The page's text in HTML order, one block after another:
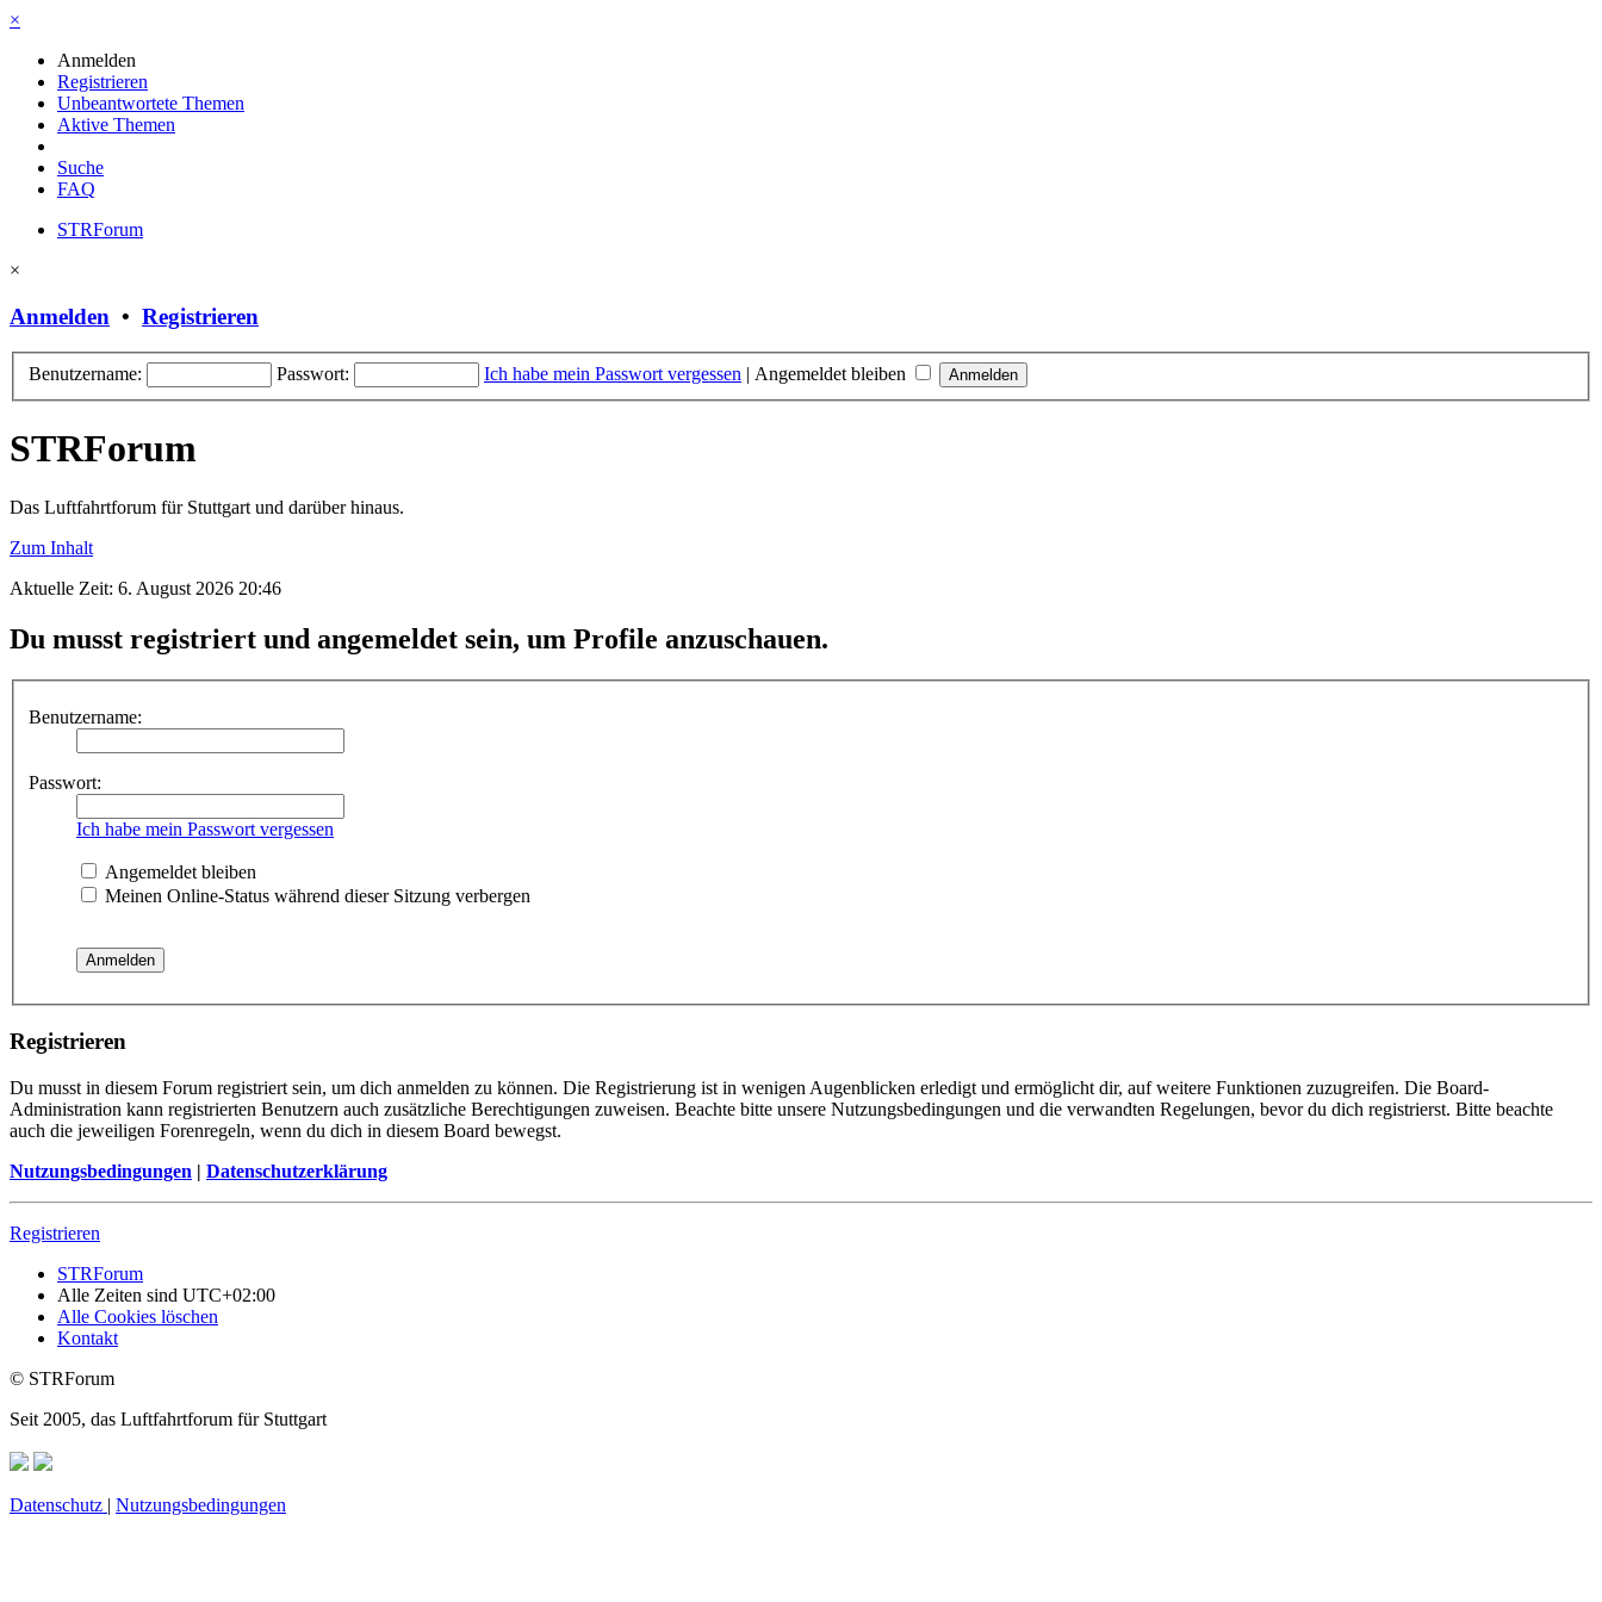
×
Anmelden
Registrieren
Unbeantwortete Themen
Aktive Themen
Suche
FAQ
STRForum
×
Anmelden • Registrieren
Benutzername: Passwort: Ich habe mein Passwort vergessen | Angemeldet bleiben
STRForum
Das Luftfahrtforum für Stuttgart und darüber hinaus.
Zum Inhalt
Aktuelle Zeit: 6. August 2026 20:46
Du musst registriert und angemeldet sein, um Profile anzuschauen.
Benutzername:
Passwort:
Ich habe mein Passwort vergessen
Angemeldet bleiben
Meinen Online-Status während dieser Sitzung verbergen
Registrieren
Du musst in diesem Forum registriert sein, um dich anmelden zu können. Die Registrierung ist in wenigen Augenblicken erledigt und ermöglicht dir, auf weitere Funktionen zuzugreifen. Die Board-
Administration kann registrierten Benutzern auch zusätzliche Berechtigungen zuweisen. Beachte bitte unsere Nutzungsbedingungen und die verwandten Regelungen, bevor du dich registrierst. Bitte beachte
auch die jeweiligen Forenregeln, wenn du dich in diesem Board bewegst.
Nutzungsbedingungen | Datenschutzerklärung
Registrieren
STRForum
Alle Zeiten sind UTC+02:00
Alle Cookies löschen
Kontakt
© STRForum
Seit 2005, das Luftfahrtforum für Stuttgart
Datenschutz | Nutzungsbedingungen